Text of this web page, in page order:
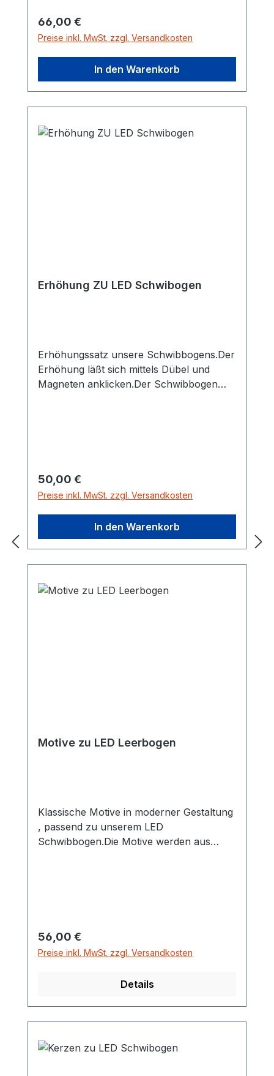
Regulärer Preis:
66,00 €
Preise inkl. MwSt. zzgl. Versandkosten
In den Warenkorb
Erhöhung ZU LED Schwibogen
Erhöhungssatz unsere Schwibbogens.Der
Erhöhung läßt sich mittels Dübel und
Magneten anklicken.Der Schwibbogen
Regulärer Preis:
50,00 €
Preise inkl. MwSt. zzgl. Versandkosten
In den Warenkorb
Motive zu LED Leerbogen
Klassische Motive in moderner Gestaltung
, passend zu unserem LED
Schwibbogen.Die Motive werden aus
Regulärer Preis:
56,00 €
Preise inkl. MwSt. zzgl. Versandkosten
Details